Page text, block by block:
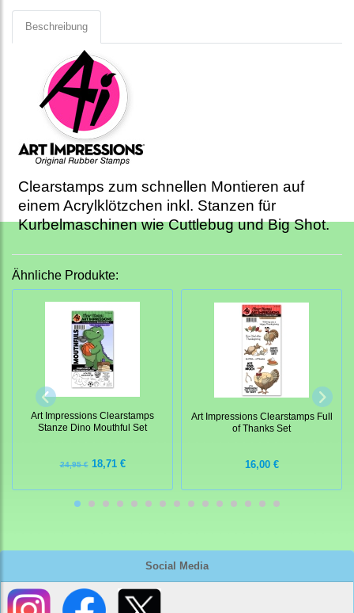
Social Media
Beschreibung
Clearstamps zum schnellen Montieren auf
einem Acrylklötzchen inkl. Stanzen für
Kurbelmaschinen wie Cuttlebug und Big Shot.
Ähnliche Produkte:
Art Impressions Clearstamps
Stanze Dino Mouthful Set
24,95 €18,71 €
Art Impressions Clearstamps Full
of Thanks Set
16,00 €